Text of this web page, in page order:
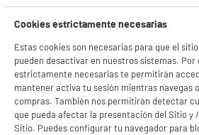
BIENVENIDO a
DEPOT
Con el fin de mejorar tu experiencia, y tras tu
y sus socios utilizan cookies que procesan tus
- compartir contenido adaptado a tus preferencias
- ofrecer publicidad y comunicaciones
- facilitar el intercambio de contenido en las redes
Cookies estrictamente necesarias
Estas cookies son necesarias para que el
pueden desactivar en nuestros sistemas.
estrictamente necesarias te permitirán
mantener activa tu sesión mientras navegas
compras. También nos permitirán detectar
que pueda afectar la presentación del Sitio y
Sitio. Puedes configurar tu navegador para